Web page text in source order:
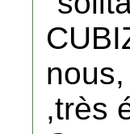
,très